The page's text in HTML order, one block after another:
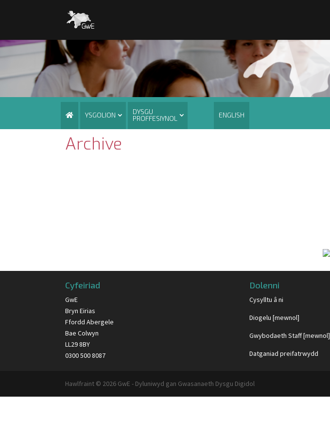
YSGOLION
DYSGU
PROFFESIYNOL
ENGLISH
Archive
Cyfeiriad
GwE
Bryn Eirias
Ffordd Abergele
Bae Colwyn
LL29 8BY
0300 500 8087
Dolenni
Cysylltu â ni
Diogelu [mewnol]
Gwybodaeth Staff [mewnol]
Datganiad preifatrwydd
Hawlfraint © 2026 GwE - Dyluniwyd gan Gwasanaeth Dysgu Digidol